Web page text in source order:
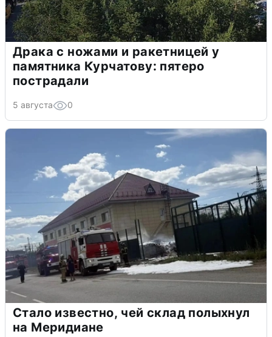
Драка с ножами и ракетницей у
памятника Курчатову: пятеро
пострадали
5 августа 0
Стало известно, чей склад полыхнул
на Меридиане